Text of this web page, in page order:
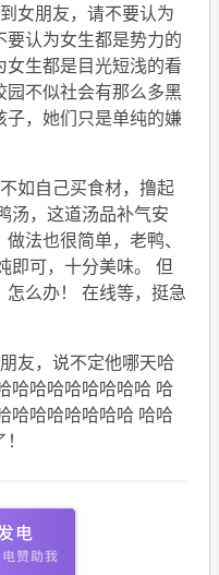
女朋友，请不要认为
认为女生都是势力的
生都是目光短浅的看
不似社会有那么多黑
，她们只是单纯的嫌
如自己买食材，撸起
汤，这道汤品补气安
法也很简单，老鸭、
即可，十分美味。 但
么办！ 在线等，挺急
友，说不定他哪天哈
哈哈哈哈哈哈哈哈 哈
哈哈哈哈哈哈哈 哈哈